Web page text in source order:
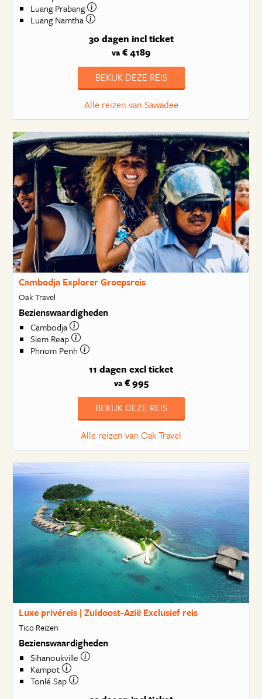
Luang Prabang
Luang Namtha
30 dagen incl ticket
va€ 4189
BEKIJK DEZE REIS
Alle reizen van Sawadee
Cambodja Explorer Groepsreis
Oak Travel
Bezienswaardigheden
Cambodja
Siem Reap
Phnom Penh
11 dagen excl ticket
va€ 995
BEKIJK DEZE REIS
Alle reizen van Oak Travel
Luxe privéreis | Zuidoost-Azië Exclusief reis
Tico Reizen
Bezienswaardigheden
Sihanoukville
Kampot
Tonlé Sap